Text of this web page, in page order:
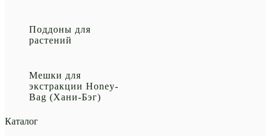
Поддоны для
растений
Мешки для
экстракции Honey-
Bag (Хани-Бэг)
Каталог